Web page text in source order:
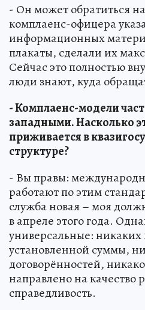
- Он может обратиться
комплаенс-офицера
информационных
плакаты, сделали их
Сейчас это полностью
люди знают, куда
- Комплаенс-модели
западными. Насколько
приживается в
структуре?
- Вы правы:
работают по этим
служба новая – моя
в апреле этого года.
универсальные:
установленной суммы,
договорённостей,
направлено на качество
справедливость.